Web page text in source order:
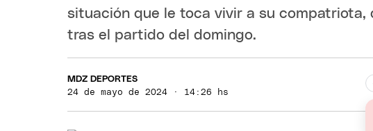
situación que le toca vivir a su compatriota,
tras el partido del domingo.
MDZ DEPORTES
24 de mayo de 2024 · 14:26 hs